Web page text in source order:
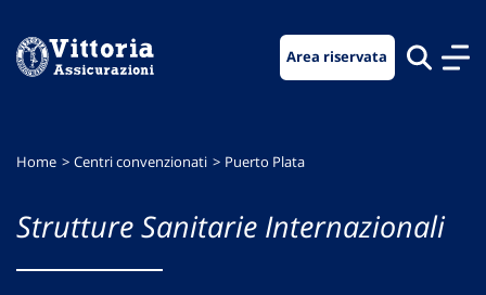
menu
contenuto
footer
Area riservata
Home Centri convenzionati Puerto Plata
Strutture Sanitarie Internazionali